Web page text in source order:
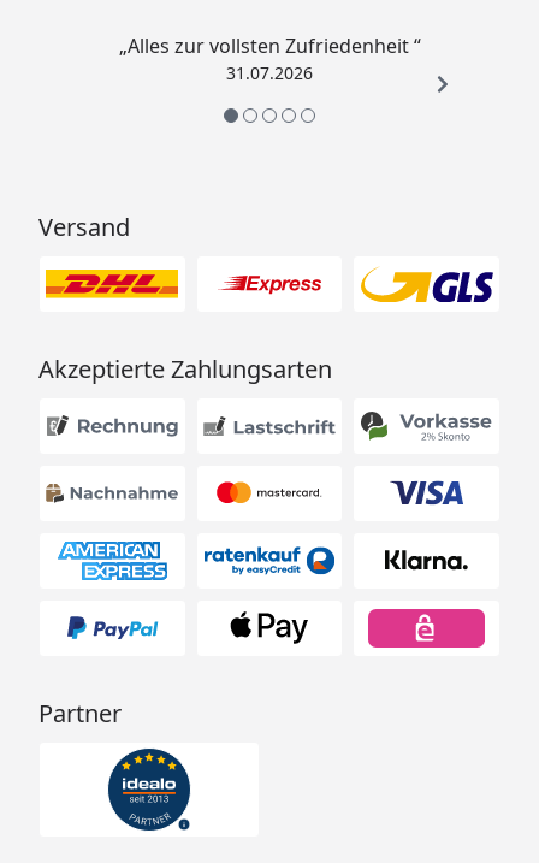
„Alles zur vollsten Zufriedenheit “
31.07.2026
Versand
Akzeptierte Zahlungsarten
Partner